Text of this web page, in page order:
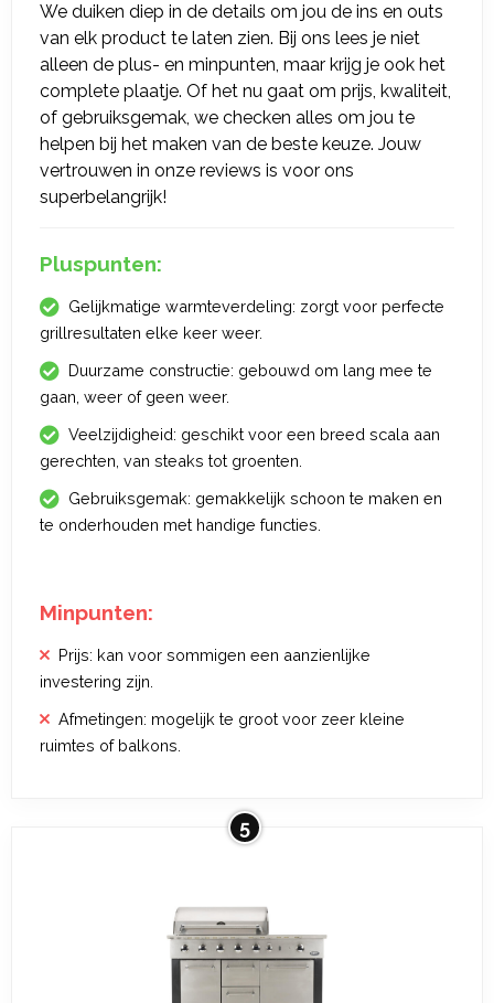
We duiken diep in de details om jou de ins en outs
van elk product te laten zien. Bij ons lees je niet
alleen de plus- en minpunten, maar krijg je ook het
complete plaatje. Of het nu gaat om prijs, kwaliteit,
of gebruiksgemak, we checken alles om jou te
helpen bij het maken van de beste keuze. Jouw
vertrouwen in onze reviews is voor ons
superbelangrijk!
Pluspunten:
Gelijkmatige warmteverdeling: zorgt voor perfecte
grillresultaten elke keer weer.
Duurzame constructie: gebouwd om lang mee te
gaan, weer of geen weer.
Veelzijdigheid: geschikt voor een breed scala aan
gerechten, van steaks tot groenten.
Gebruiksgemak: gemakkelijk schoon te maken en
te onderhouden met handige functies.
Minpunten:
Prijs: kan voor sommigen een aanzienlijke
investering zijn.
Afmetingen: mogelijk te groot voor zeer kleine
ruimtes of balkons.
5